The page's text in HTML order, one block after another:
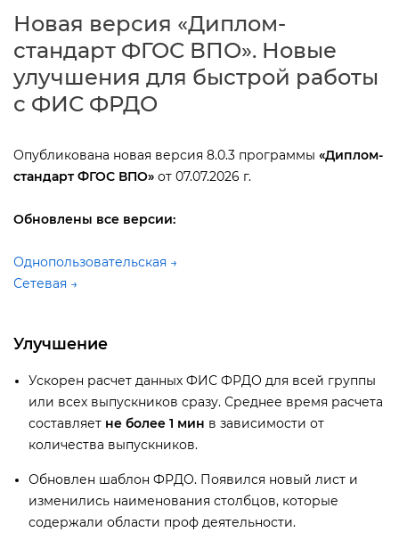
Новая версия «Диплом-
стандарт ФГОС ВПО». Новые
улучшения для быстрой работы
с ФИС ФРДО
Опубликована новая версия 8.0.3 программы «Диплом-
стандарт ФГОС ВПО» от 07.07.2026 г.
Обновлены все версии:
Однопользовательская →
Сетевая →
Улучшение
Ускорен расчет данных ФИС ФРДО для всей группы
или всех выпускников сразу. Среднее время расчета
составляет не более 1 мин зависимости от
количества выпускников.
Обновлен шаблон ФРДО. Появился новый лист и
изменились наименования столбцов, которые
содержали области проф деятельности.